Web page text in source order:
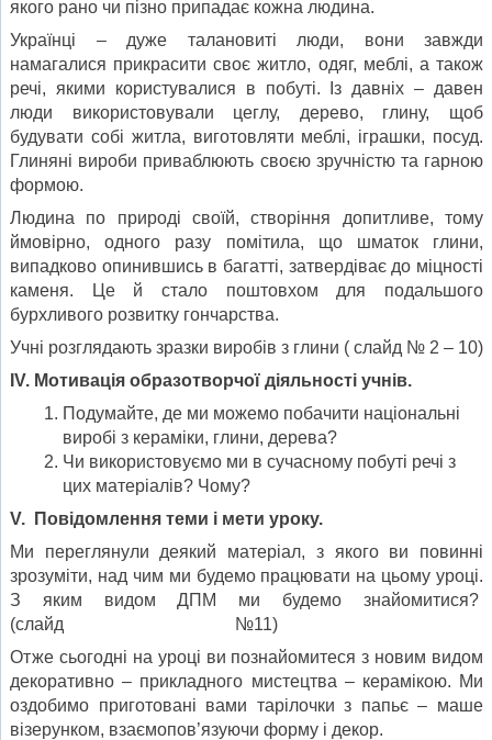
якого рано чи пізно припадає кожна людина.
Українці – дуже талановиті люди, вони завжди
намагалися прикрасити своє житло, одяг, меблі, а також
речі, якими користувалися в побуті. Із давніх – давен
люди використовували цеглу, дерево, глину, щоб
будувати собі житла, виготовляти меблі, іграшки, посуд.
Глиняні вироби приваблюють своєю зручністю та гарною
формою.
Людина по природі своїй, створіння допитливе, тому
ймовірно, одного разу помітила, що шматок глини,
випадково опинившись в багатті, затвердіває до міцності
каменя. Це й стало поштовхом для подальшого
бурхливого розвитку гончарства.
Учні розглядають зразки виробів з глини ( слайд № 2 – 10)
IV. Мотивація образотворчої діяльності учнів.
Подумайте, де ми можемо побачити національні
виробі з кераміки, глини, дерева?
Чи використовуємо ми в сучасному побуті речі з
цих матеріалів? Чому?
V. Повідомлення теми і мети уроку.
Ми переглянули деякий матеріал, з якого ви повинні
зрозуміти, над чим ми будемо працювати на цьому уроці.
З яким видом ДПМ ми будемо знайомитися?
(слайд №11)
Отже сьогодні на уроці ви познайомитеся з новим видом
декоративно – прикладного мистецтва – керамікою. Ми
оздобимо приготовані вами тарілочки з папьє – маше
візерунком, взаємопов’язуючи форму і декор.